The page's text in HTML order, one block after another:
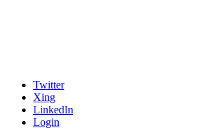
Twitter
Xing
LinkedIn
Login